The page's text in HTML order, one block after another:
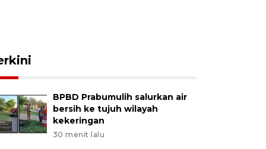
BPBD Prabumulih salurkan air
bersih ke tujuh wilayah
kekeringan
30 menit lalu